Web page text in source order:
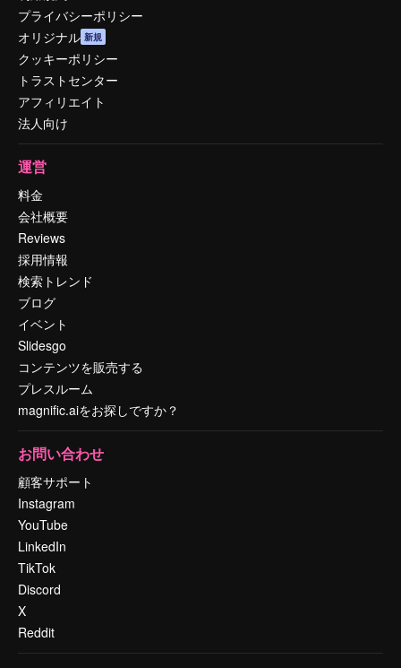
プライバシーポリシー
オリジナル 新規
クッキーポリシー
トラストセンター
アフィリエイト
法人向け
運営
料金
会社概要
Reviews
採用情報
検索トレンド
ブログ
イベント
Slidesgo
コンテンツを販売する
プレスルーム
magnific.aiをお探しですか？
お問い合わせ
顧客サポート
Instagram
YouTube
LinkedIn
TikTok
Discord
X
Reddit